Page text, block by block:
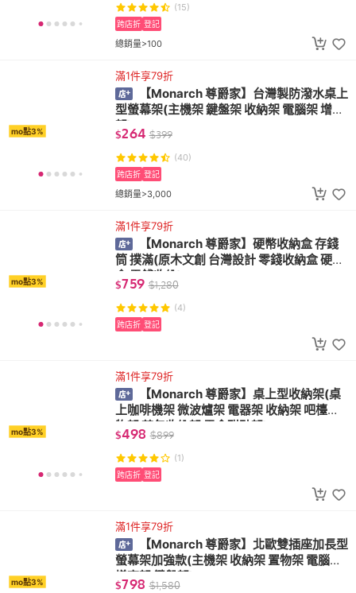
(15)
總銷量>100
跨店折 登記
mo點3%
滿1件享79折
【Monarch 尊爵家】台灣製防潑水桌上
型螢幕架(主機架 鍵盤架 收納架 電腦架 增高
架)
$264 $399
(40)
總銷量>3,000
跨店折 登記
mo點3%
滿1件享79折
【Monarch 尊爵家】硬幣收納盒 存錢
筒 撲滿(原木文創 台灣設計 零錢收納盒 硬幣
盒 零錢收納)
$759 $1,280
(4)
跨店折 登記
mo點3%
滿1件享79折
【Monarch 尊爵家】桌上型收納架(桌
上咖啡機架 微波爐架 電器架 收納架 吧檯置
物架 茶包收納架 零食甜點架)
$498 $899
(1)
跨店折 登記
mo點3%
滿1件享79折
【Monarch 尊爵家】北歐雙插座加長型
螢幕架加強款(主機架 收納架 置物架 電腦架
增高架 鍵盤架)
$798 $1,580